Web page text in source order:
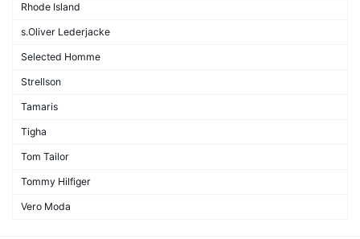
Rhode Island
s.Oliver Lederjacke
Selected Homme
Strellson
Tamaris
Tigha
Tom Tailor
Tommy Hilfiger
Vero Moda